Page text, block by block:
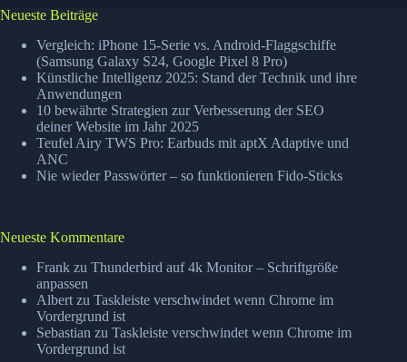
mit
aptX
Adaptive
und
ANC
Neueste Beiträge
Vergleich: iPhone 15-Serie vs. Android-Flaggschiffe
(Samsung Galaxy S24, Google Pixel 8 Pro)
Künstliche Intelligenz 2025: Stand der Technik und ihre
Anwendungen
10 bewährte Strategien zur Verbesserung der SEO
deiner Website im Jahr 2025
Teufel Airy TWS Pro: Earbuds mit aptX Adaptive und
ANC
Nie wieder Passwörter – so funktionieren Fido-Sticks
Neueste Kommentare
Frank zu Thunderbird auf 4k Monitor – Schriftgröße
anpassen
Albert zu Taskleiste verschwindet wenn Chrome im
Vordergrund ist
Sebastian zu Taskleiste verschwindet wenn Chrome im
Vordergrund ist